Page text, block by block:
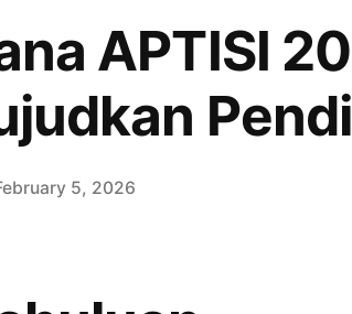
APTISI
5, 2026